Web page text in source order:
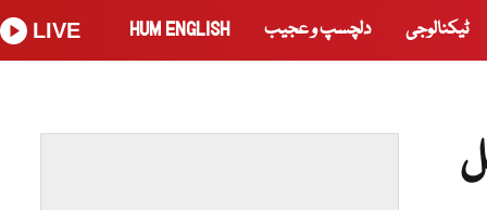
ٹیکنالوجی دلچسپ و عجیب HUM ENGLISH
LIVE